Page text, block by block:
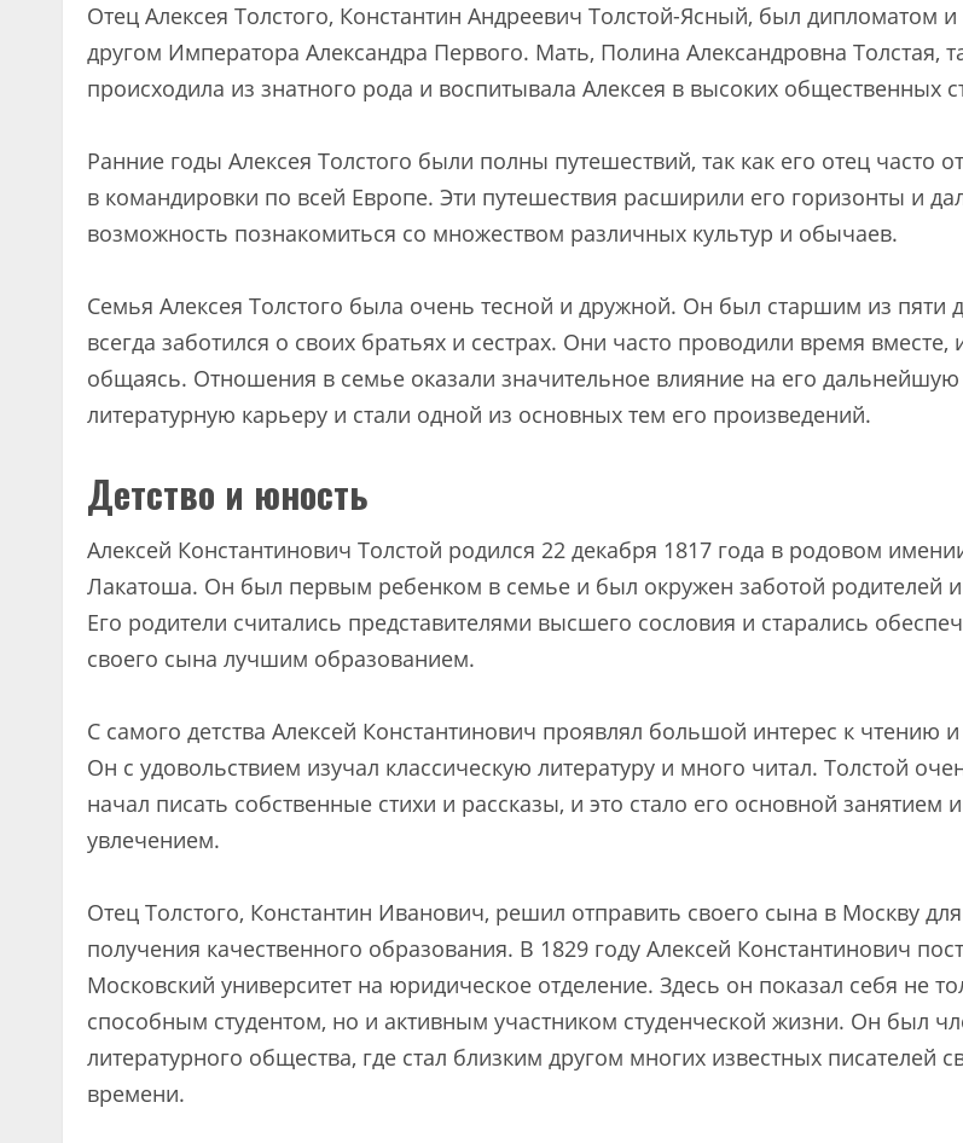
Отец Алексея Толстого, Константин Андреевич Толстой-Ясный, был дипломатом
другом Императора Александра Первого. Мать, Полина Александровна Толстая,
происходила из знатного рода и воспитывала Алексея в высоких общественных
Ранние годы Алексея Толстого были полны путешествий, так как его отец часто
в командировки по всей Европе. Эти путешествия расширили его горизонты и
возможность познакомиться со множеством различных культур и обычаев.
Семья Алексея Толстого была очень тесной и дружной. Он был старшим из пяти
всегда заботился о своих братьях и сестрах. Они часто проводили время вместе,
общаясь. Отношения в семье оказали значительное влияние на его дальнейшую
литературную карьеру и стали одной из основных тем его произведений.
Детство и юность
Алексей Константинович Толстой родился 22 декабря 1817 года в родовом
Лакатоша. Он был первым ребенком в семье и был окружен заботой родителей
Его родители считались представителями высшего сословия и старались
своего сына лучшим образованием.
С самого детства Алексей Константинович проявлял большой интерес к чтению
Он с удовольствием изучал классическую литературу и много читал. Толстой
начал писать собственные стихи и рассказы, и это стало его основной занятием и
увлечением.
Отец Толстого, Константин Иванович, решил отправить своего сына в Москву для
получения качественного образования. В 1829 году Алексей Константинович
Московский университет на юридическое отделение. Здесь он показал себя не
способным студентом, но и активным участником студенческой жизни. Он был
литературного общества, где стал близким другом многих известных писателей
времени.